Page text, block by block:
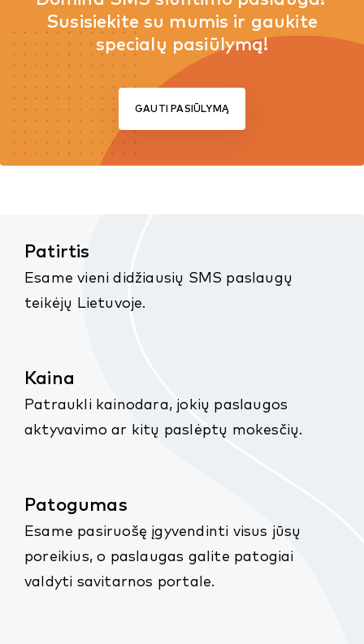
Susisiekite su mumis ir gaukite
specialų pasiūlymą!
GAUTI PASIŪLYMĄ
Patirtis
Esame vieni didžiausių SMS paslaugų
teikėjų Lietuvoje.
Kaina
Patraukli kainodara, jokių paslaugos
aktyvavimo ar kitų paslėptų mokesčių.
Patogumas
Esame pasiruošę įgyvendinti visus jūsų
poreikius, o paslaugas galite patogiai
valdyti savitarnos portale.